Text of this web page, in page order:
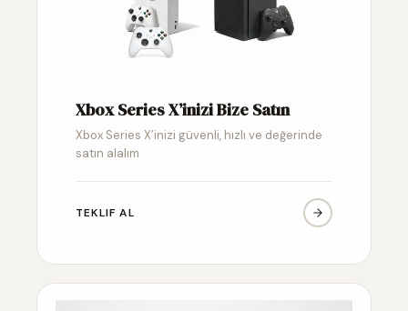
Xbox Series X’inizi Bize Satın
Xbox Series X’inizi güvenli, hızlı ve değerinde
satın alalım
TEKLIF AL